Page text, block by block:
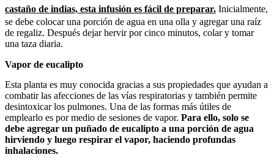
castaño de indias, esta infusión es fácil de preparar. Inicialmente,
se debe colocar una porción de agua en una olla y agregar una raíz
de regaliz. Después dejar hervir por cinco minutos, colar y tomar
una taza diaria.
Vapor de eucalipto
Esta planta es muy conocida gracias a sus propiedades que ayudan a
combatir las afecciones de las vías respiratorias y también permite
desintoxicar los pulmones. Una de las formas más útiles de
emplearlo es por medio de sesiones de vapor. Para ello, solo se
debe agregar un puñado de eucalipto a una porción de agua
hirviendo y luego respirar el vapor, haciendo profundas
inhalaciones.